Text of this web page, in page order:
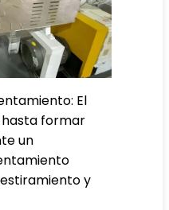
El
formar
un
y